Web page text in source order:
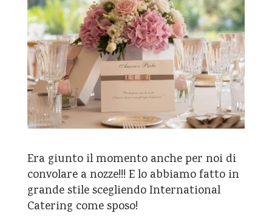
Era giunto il momento anche per noi di
convolare a nozze!!! E lo abbiamo fatto in
grande stile scegliendo International
Catering come sposo!